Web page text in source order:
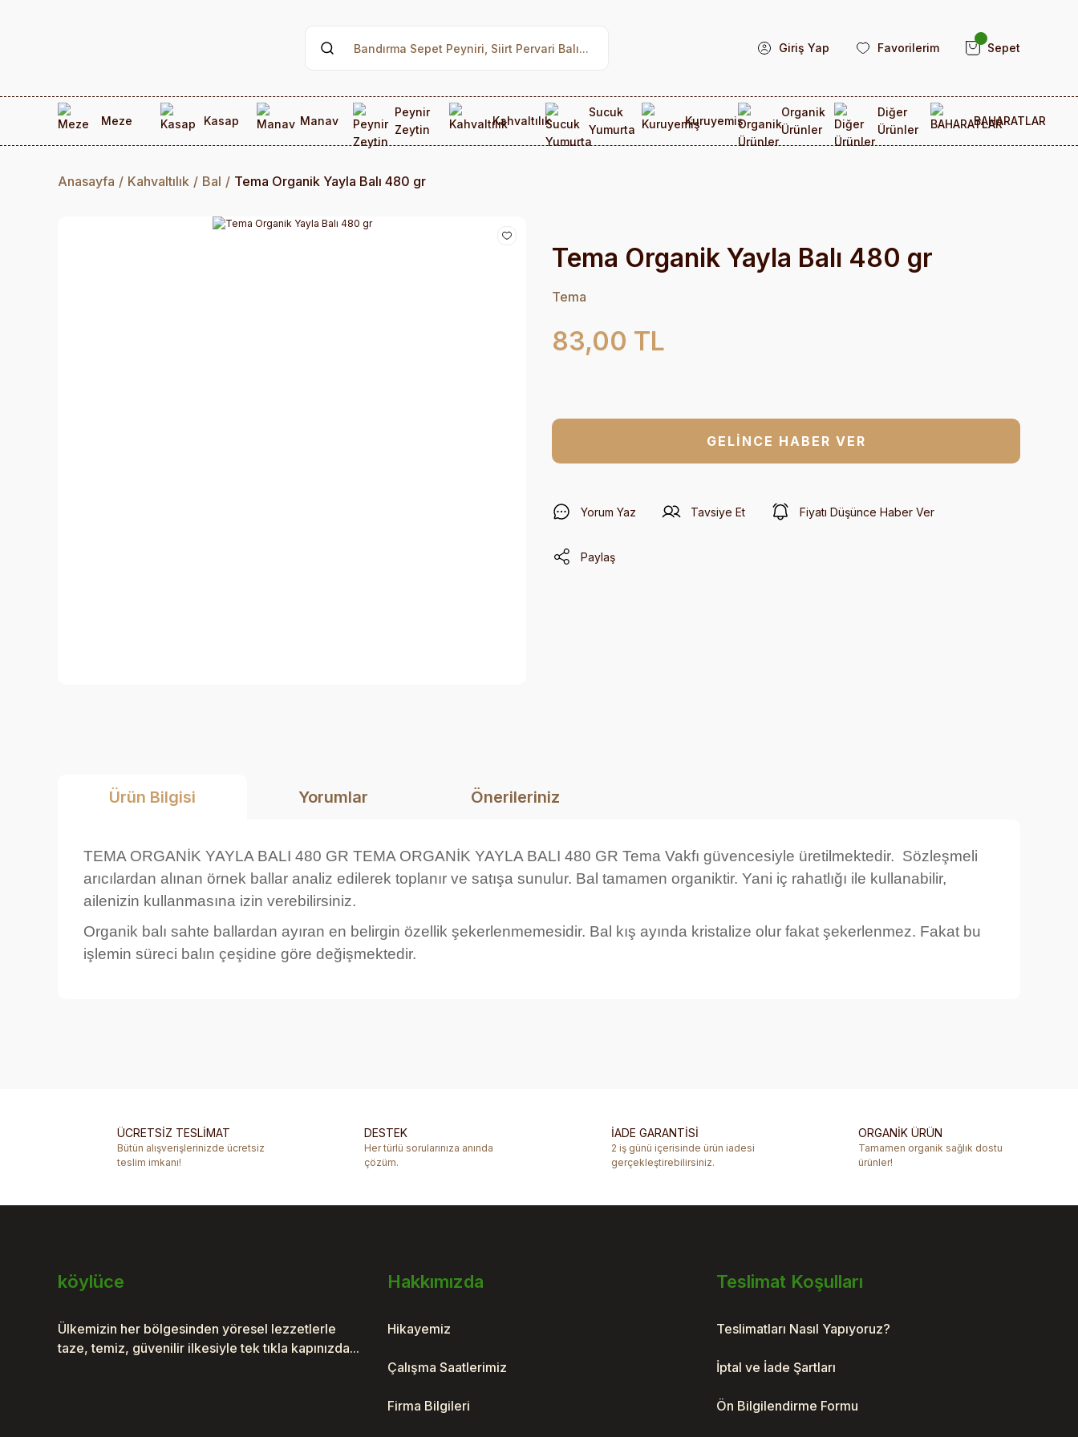
Giriş Yap Favorilerim Sepet
Meze Kasap Manav
Peynir
Zeytin
Kahvaltılık
Sucuk
Yumurta
Kuruyemiş
Organik
Ürünler
Diğer
Ürünler
BAHARATLAR
Anasayfa Kahvaltılık Bal Tema Organik Yayla Balı 480 gr
Tema Organik Yayla Balı 480 gr
Tema
83,00 TL
GELİNCE HABER VER
Yorum Yaz Tavsiye Et Fiyatı Düşünce Haber Ver
Paylaş
Ürün Bilgisi Yorumlar Önerileriniz
TEMA ORGANİK YAYLA BALI 480 GR TEMA ORGANİK YAYLA BALI 480 GR Tema Vakfı güvencesiyle üretilmektedir. Sözleşmeli
arıcılardan alınan örnek ballar analiz edilerek toplanır ve satışa sunulur. Bal tamamen organiktir. Yani iç rahatlığı ile kullanabilir,
ailenizin kullanmasına izin verebilirsiniz.
Organik balı sahte ballardan ayıran en belirgin özellik şekerlenmemesidir. Bal kış ayında kristalize olur fakat şekerlenmez. Fakat bu
işlemin süreci balın çeşidine göre değişmektedir.
Ürün bilgilerinde hatalar bulunuyor.
Ürün fiyatı diğer sitelerden daha pahalı.
ÜCRETSİZ TESLİMAT
Bütün alışverişlerinizde ücretsiz
teslim imkanı!
DESTEK
Her türlü sorularınıza anında
çözüm.
İADE GARANTİSİ
2 iş günü içerisinde ürün iadesi
gerçekleştirebilirsiniz.
ORGANİK ÜRÜN
Tamamen organik sağlık dostu
ürünler!
köylüce
Ülkemizin her bölgesinden yöresel lezzetlerle
taze, temiz, güvenilir ilkesiyle tek tıkla kapınızda...
Hakkımızda
Hikayemiz
Çalışma Saatlerimiz
Firma Bilgileri
Teslimat Koşulları
Teslimatları Nasıl Yapıyoruz?
İptal ve İade Şartları
Ön Bilgilendirme Formu